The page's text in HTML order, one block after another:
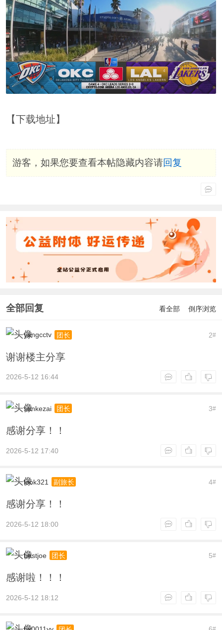
【下载地址】
游客，如果您要查看本帖隐藏内容请回复
全部回复 看全部 倒序浏览
2#
yangcctv 团长
谢谢楼主分享
2026-5-12 16:44
3#
sunkezai 团长
感谢分享！！
2026-5-12 17:40
4#
look321 副旅长
感谢分享！！
2026-5-12 18:00
5#
bestjoe 团长
感谢啦！！！
2026-5-12 18:12